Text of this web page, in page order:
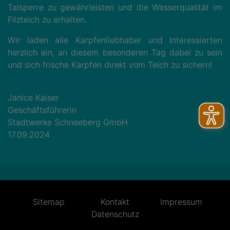
Talsperre zu gewährleisten und die Wasserqualität im
Filzteich zu erhalten.
Wir laden alle Karpfenliebhaber und Interessierten
herzlich ein, an diesem besonderen Tag dabei zu sein
und sich frische Karpfen direkt vom Teich zu sichern!
Janice Kaiser
Geschäftsführerin
Stadtwerke Schneeberg GmbH
17.09.2024
Sitemap Kontakt
Impressum
Datenschutz